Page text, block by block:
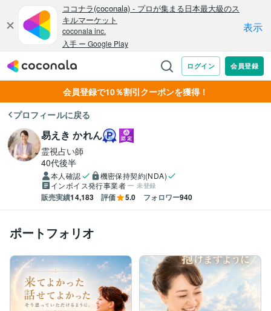
会員登録で10％割引クーポンを獲得！
プロフィールに戻る
易えき かれん
霊視占い師
40代後半
本人確認
機密保持契約(NDA)
インボイス発行事業者
未登録
販売実績14,183 評価 5.0 フォロワー940
ポートフォリオ